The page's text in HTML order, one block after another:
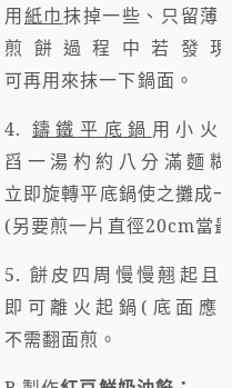
用紙巾抹掉一些、只留薄
煎餅過程中若發
可再用來抹一下鍋面。
4. 鑄鐵平底鍋 用小火
舀一湯杓約八分滿麵
立即旋轉平底鍋使之攤成
(另要煎一片直徑20cm當
5. 餅皮四周慢慢翹起且
即可離火起鍋 ( 底面應
不需翻面煎。